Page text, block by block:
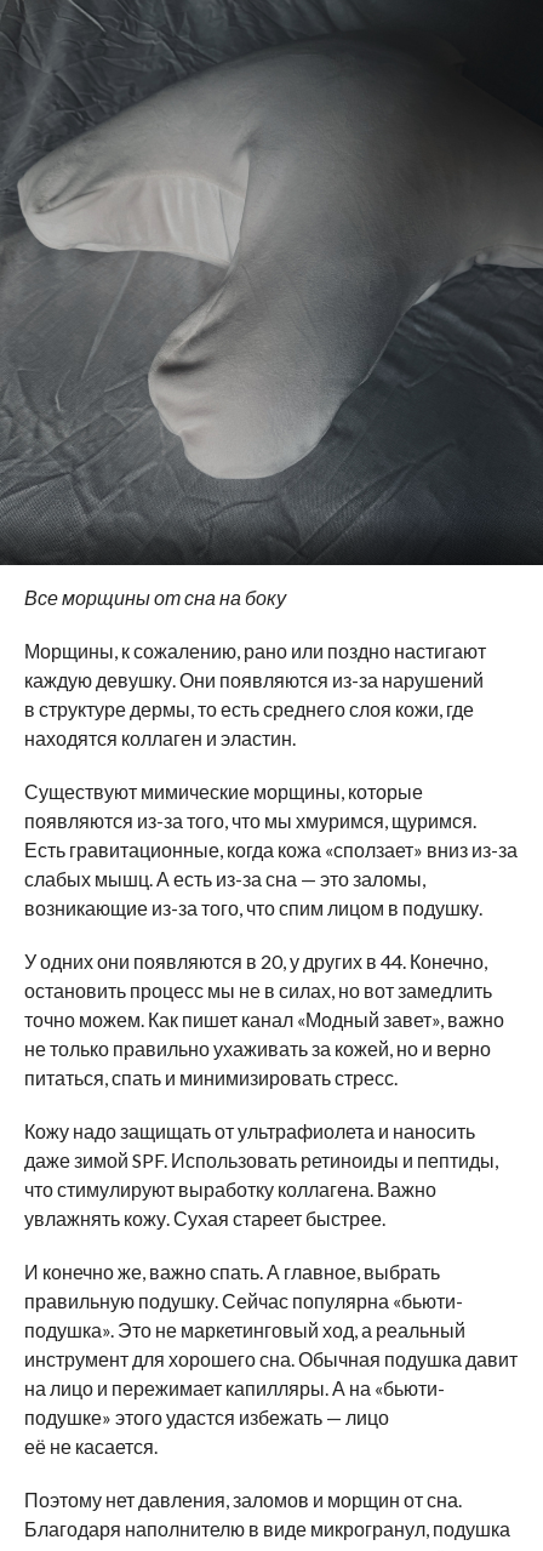
Все морщины от сна на боку
Морщины, к сожалению, рано или поздно настигают
каждую девушку. Они появляются из-за нарушений
в структуре дермы, то есть среднего слоя кожи, где
находятся коллаген и эластин.
Существуют мимические морщины, которые
появляются из-за того, что мы хмуримся, щуримся.
Есть гравитационные, когда кожа «сползает» вниз из-за
слабых мышц. А есть из-за сна — это заломы,
возникающие из-за того, что спим лицом в подушку.
У одних они появляются в 20, у других в 44. Конечно,
остановить процесс мы не в силах, но вот замедлить
точно можем. Как пишет канал «Модный завет», важно
не только правильно ухаживать за кожей, но и верно
питаться, спать и минимизировать стресс.
Кожу надо защищать от ультрафиолета и наносить
даже зимой SPF. Использовать ретиноиды и пептиды,
что стимулируют выработку коллагена. Важно
увлажнять кожу. Сухая стареет быстрее.
И конечно же, важно спать. А главное, выбрать
правильную подушку. Сейчас популярна «бьюти-
подушка». Это не маркетинговый ход, а реальный
инструмент для хорошего сна. Обычная подушка давит
на лицо и пережимает капилляры. А на «бьюти-
подушке» этого удастся избежать — лицо
её не касается.
Поэтому нет давления, заломов и морщин от сна.
Благодаря наполнителю в виде микрогранул, подушка